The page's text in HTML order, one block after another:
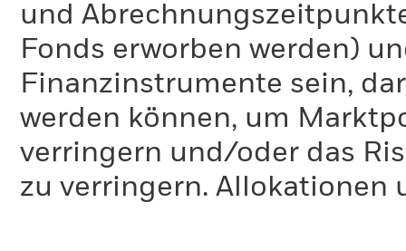
und
Fonds erworben werden)
Finanzinstrumente sein,
werden können, um
verringern und/oder das
zu verringern. Allokationen